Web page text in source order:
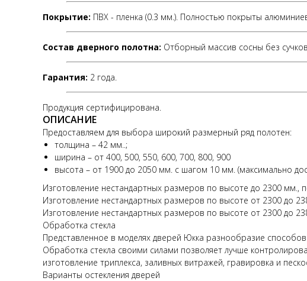
Покрытие: ПВХ - пленка (0.3 мм.). Полностью покрыты
Состав дверного полотна: Отборный массив сосны без
Гарантия: 2 года.
Продукция сертифицирована.
ОПИСАНИЕ
Предоставляем для выбора широкий размерный ряд полотен:
толщина – 42 мм..;
ширина – от 400, 500, 550, 600, 700, 800, 900
высота – от 1900 до 2050 мм. с шагом 10 мм. (максимально
Изготовление нестандартных размеров по высоте до 2300 мм.,
Изготовление нестандартных размеров по высоте от 2300 до
Изготовление нестандартных размеров по высоте от 2300 до
Обработка стекла
Представленное в моделях дверей Юкка разнообразие
Обработка стекла своими силами позволяет лучше
изготовление триплекса, заливных витражей, гравировка и
Варианты остекления дверей